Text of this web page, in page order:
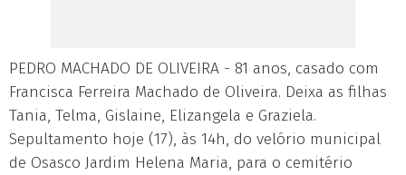
PEDRO MACHADO DE OLIVEIRA - 81 anos, casado com
Francisca Ferreira Machado de Oliveira. Deixa as filhas
Tania, Telma, Gislaine, Elizangela e Graziela.
Sepultamento hoje (17), às 14h, do velório municipal
de Osasco Jardim Helena Maria, para o cemitério